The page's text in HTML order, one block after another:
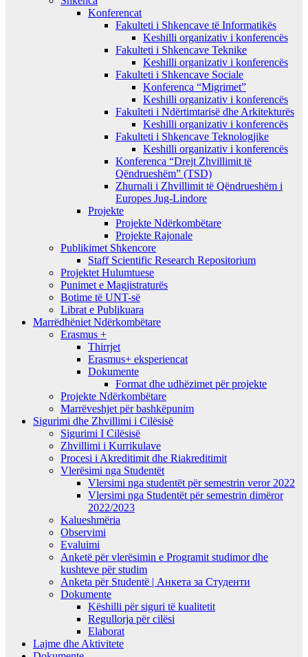
Konferencat
Fakulteti i Shkencave të Informatikës
Keshilli organizativ i konferencës
Fakulteti i Shkencave Teknike
Keshilli organizativ i konferencës
Fakulteti i Shkencave Sociale
Konferenca “Migrimet”
Keshilli organizativ i konferencës
Fakulteti i Ndërtimtarisë dhe Arkitekturës
Keshilli organizativ i konferencës
Fakulteti i Shkencave Teknologjike
Keshilli organizativ i konferencës
Konferenca “Drejt Zhvillimit të
Qëndrueshëm” (TSD)
Zhurnali i Zhvillimit të Qëndrueshëm i
Europes Jug-Lindore
Projekte
Projekte Ndërkombëtare
Projekte Rajonale
Publikimet Shkencore
Staff Scientific Research Repositorium
Projektet Hulumtuese
Punimet e Magjistraturës
Botime të UNT-së
Librat e Publikuara
Marrëdhëniet Ndërkombëtare
Erasmus +
Thirrjet
Erasmus+ eksperiencat
Dokumente
Format dhe udhëzimet për projekte
Projekte Ndërkombëtare
Marrëveshjet për bashkëpunim
Sigurimi dhe Zhvillimi i Cilësisë
Sigurimi I Cilësisë
Zhvillimi i Kurrikulave
Procesi i Akreditimit dhe Riakreditimit
Vlerësimi nga Studentët
Vlersimi nga studentët për semestrin veror 2022
Vlersimi nga Studentët për semestrin dimëror
2022/2023
Kalueshmëria
Observimi
Evaluimi
Anketë për vlerësimin e Programit studimor dhe
kushteve për studim
Anketa për Studentë | Анкета за Студенти
Dokumente
Këshilli për siguri të kualitetit
Regullorja për cilësi
Elaborat
Lajme dhe Aktivitete